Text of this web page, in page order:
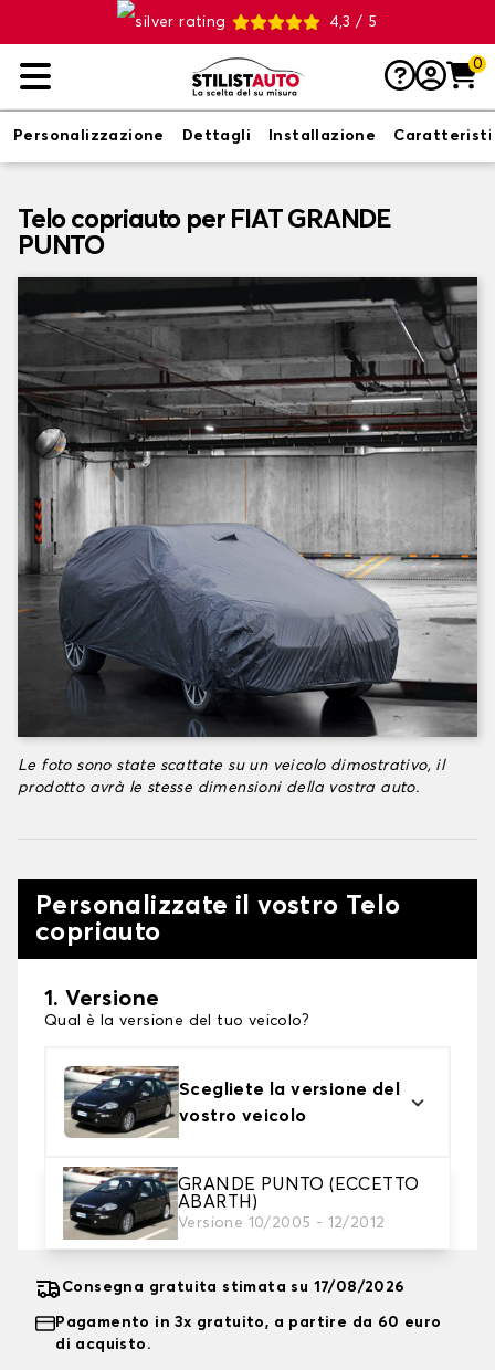
4,3 / 5
0
Personalizzazione Dettagli Installazione
Telo copriauto per FIAT GRANDE
PUNTO
Le foto sono state scattate su un veicolo dimostrativo, il
prodotto avrà le stesse dimensioni della vostra auto.
Personalizzate il vostro Telo
copriauto
1. Versione
Qual è la versione del tuo veicolo?
Scegliete la versione del
vostro veicolo
GRANDE PUNTO (ECCETTO
ABARTH)
Versione 10/2005 - 12/2012
2. Livello di protezione
Scegli il telo protettivo adatto alle tue esigenze
Consegna gratuita stimata su 17/08/2026
Pagamento in 3x gratuito, a partire da 60 euro
di acquisto.